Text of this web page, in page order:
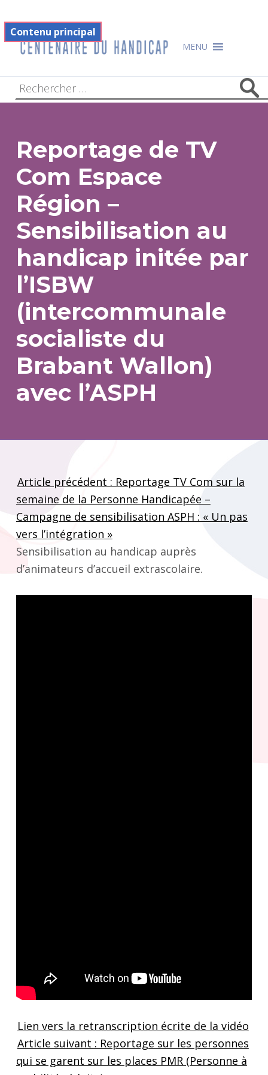
Contenu principal
Filtre
Footer
Centenaire du handicap
MENU
Reportage de TV
Com Espace
Région –
Sensibilisation au
handicap initée par
l’ISBW
(intercommunale
socialiste du
Brabant Wallon)
avec l’ASPH
Article précédent : Reportage TV Com sur la
semaine de la Personne Handicapée –
Campagne de sensibilisation ASPH : « Un pas
vers l’intégration »
Sensibilisation au handicap auprès
d’animateurs d’accueil extrascolaire.
Lien vers la retranscription écrite de la vidéo
Skip back to main navigation
Article suivant : Reportage sur les personnes
qui se garent sur les places PMR (Personne à